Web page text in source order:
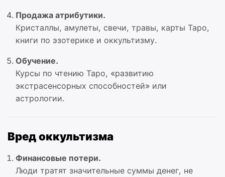
Продажа атрибутики.
Кристаллы, амулеты, свечи, травы, карты Таро,
книги по эзотерике и оккультизму.
Обучение.
Курсы по чтению Таро, «развитию
экстрасенсорных способностей» или
астрологии.
Вред оккультизма
Финансовые потери.
Люди тратят значительные суммы денег, не